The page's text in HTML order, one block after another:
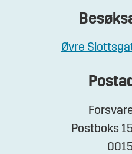
Øvre
Postboks